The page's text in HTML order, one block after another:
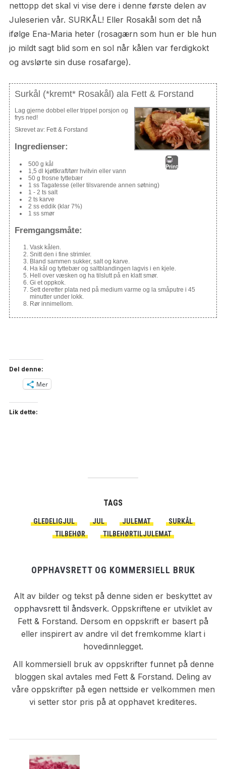
nettopp det skal vi vise dere i denne første delen av
Juleserien vår. SURKÅL! Eller Rosakål som det nå
ifølge Ena-Maria heter (rosagærn som hun er ble hun
jo mildt sagt blid som en sol når kålen var ferdigkokt
og avslørte sin duse rosafarge).
Surkål (*kremt* Rosakål) ala Fett & Forstand
Print
Lag gjerne dobbel eller trippel porsjon og
frys ned!
Skrevet av: Fett & Forstand
Ingredienser:
500 g kål
1,5 dl kjøttkraft/tørr hvitvin eller vann
50 g frosne tyttebær
1 ss Tagatesse (eller tilsvarende annen søtning)
1 - 2 ts salt
2 ts karve
2 ss eddik (klar 7%)
1 ss smør
Fremgangsmåte:
Vask kålen.
Snitt den i fine strimler.
Bland sammen sukker, salt og karve.
Ha kål og tyttebær og saltblandingen lagvis i en kjele.
Hell over væsken og ha tilslutt på en klatt smør.
Gi et oppkok.
Sett deretter plata ned på medium varme og la småputre i 45
minutter under lokk.
Rør innimellom.
Del denne:
Mer
Lik dette:
TAGS
GLEDELIGJUL JUL JULEMAT
SURKÅL
TILBEHØR
TILBEHØRTILJULEMAT
OPPHAVSRETT OG KOMMERSIELL BRUK
Alt av bilder og tekst på denne siden er beskyttet av
opphavsrett til åndsverk. Oppskriftene er utviklet av
Fett & Forstand. Dersom en oppskrift er basert på
eller inspirert av andre vil det fremkomme klart i
hovedinnlegget.
All kommersiell bruk av oppskrifter funnet på denne
bloggen skal avtales med Fett & Forstand. Deling av
våre oppskrifter på egen nettside er velkommen men
vi setter stor pris på at opphavet krediteres.